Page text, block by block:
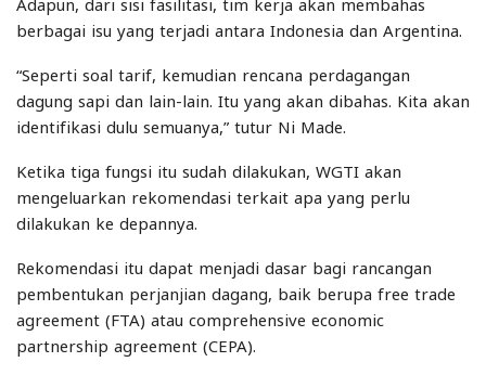
berbagai isu yang terjadi antara Indonesia dan Argentina.
“Seperti soal tarif, kemudian rencana perdagangan
dagung sapi dan lain-lain. Itu yang akan dibahas. Kita akan
identifikasi dulu semuanya,” tutur Ni Made.
Ketika tiga fungsi itu sudah dilakukan, WGTI akan
mengeluarkan rekomendasi terkait apa yang perlu
dilakukan ke depannya.
Rekomendasi itu dapat menjadi dasar bagi rancangan
pembentukan perjanjian dagang, baik berupa free trade
agreement (FTA) atau comprehensive economic
partnership agreement (CEPA).